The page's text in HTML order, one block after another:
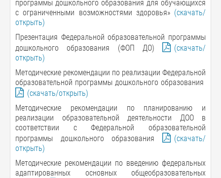
программы дошкольного образования для обучающихся
с ограниченными возможностями здоровья» (скачать/
открыть)
Презентация Федеральной образовательной программы
дошкольного образования (ФОП ДО)
(скачать/
открыть)
Методические рекомендации по реализации Федеральной
образовательной программы дошкольного образования
(скачать/открыть)
Методические рекомендации по планированию и
реализации образовательной деятельности ДОО в
соответствии сФедеральной образовательной
программы дошкольного образования
(скачать/
открыть)
Методические рекомендации по введению федеральных
адаптированных основных общеобразовательных